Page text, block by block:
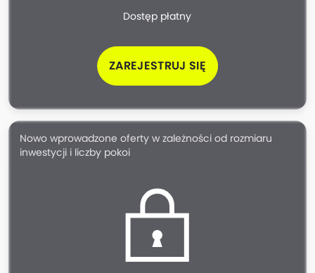
Dostęp płatny
ZAREJESTRUJ SIĘ
Nowo wprowadzone oferty w zależności od rozmiaru
inwestycji i liczby pokoi